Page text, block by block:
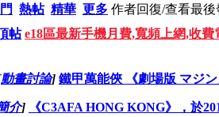
熱帖 精華 更多 作者回復/查看最後
帖 e18區最新手機月費,寬頻上網,收
動畫討論] 鐵甲萬能俠 《劇場版 マジ
介] 《C3AFA HONG KONG》，於